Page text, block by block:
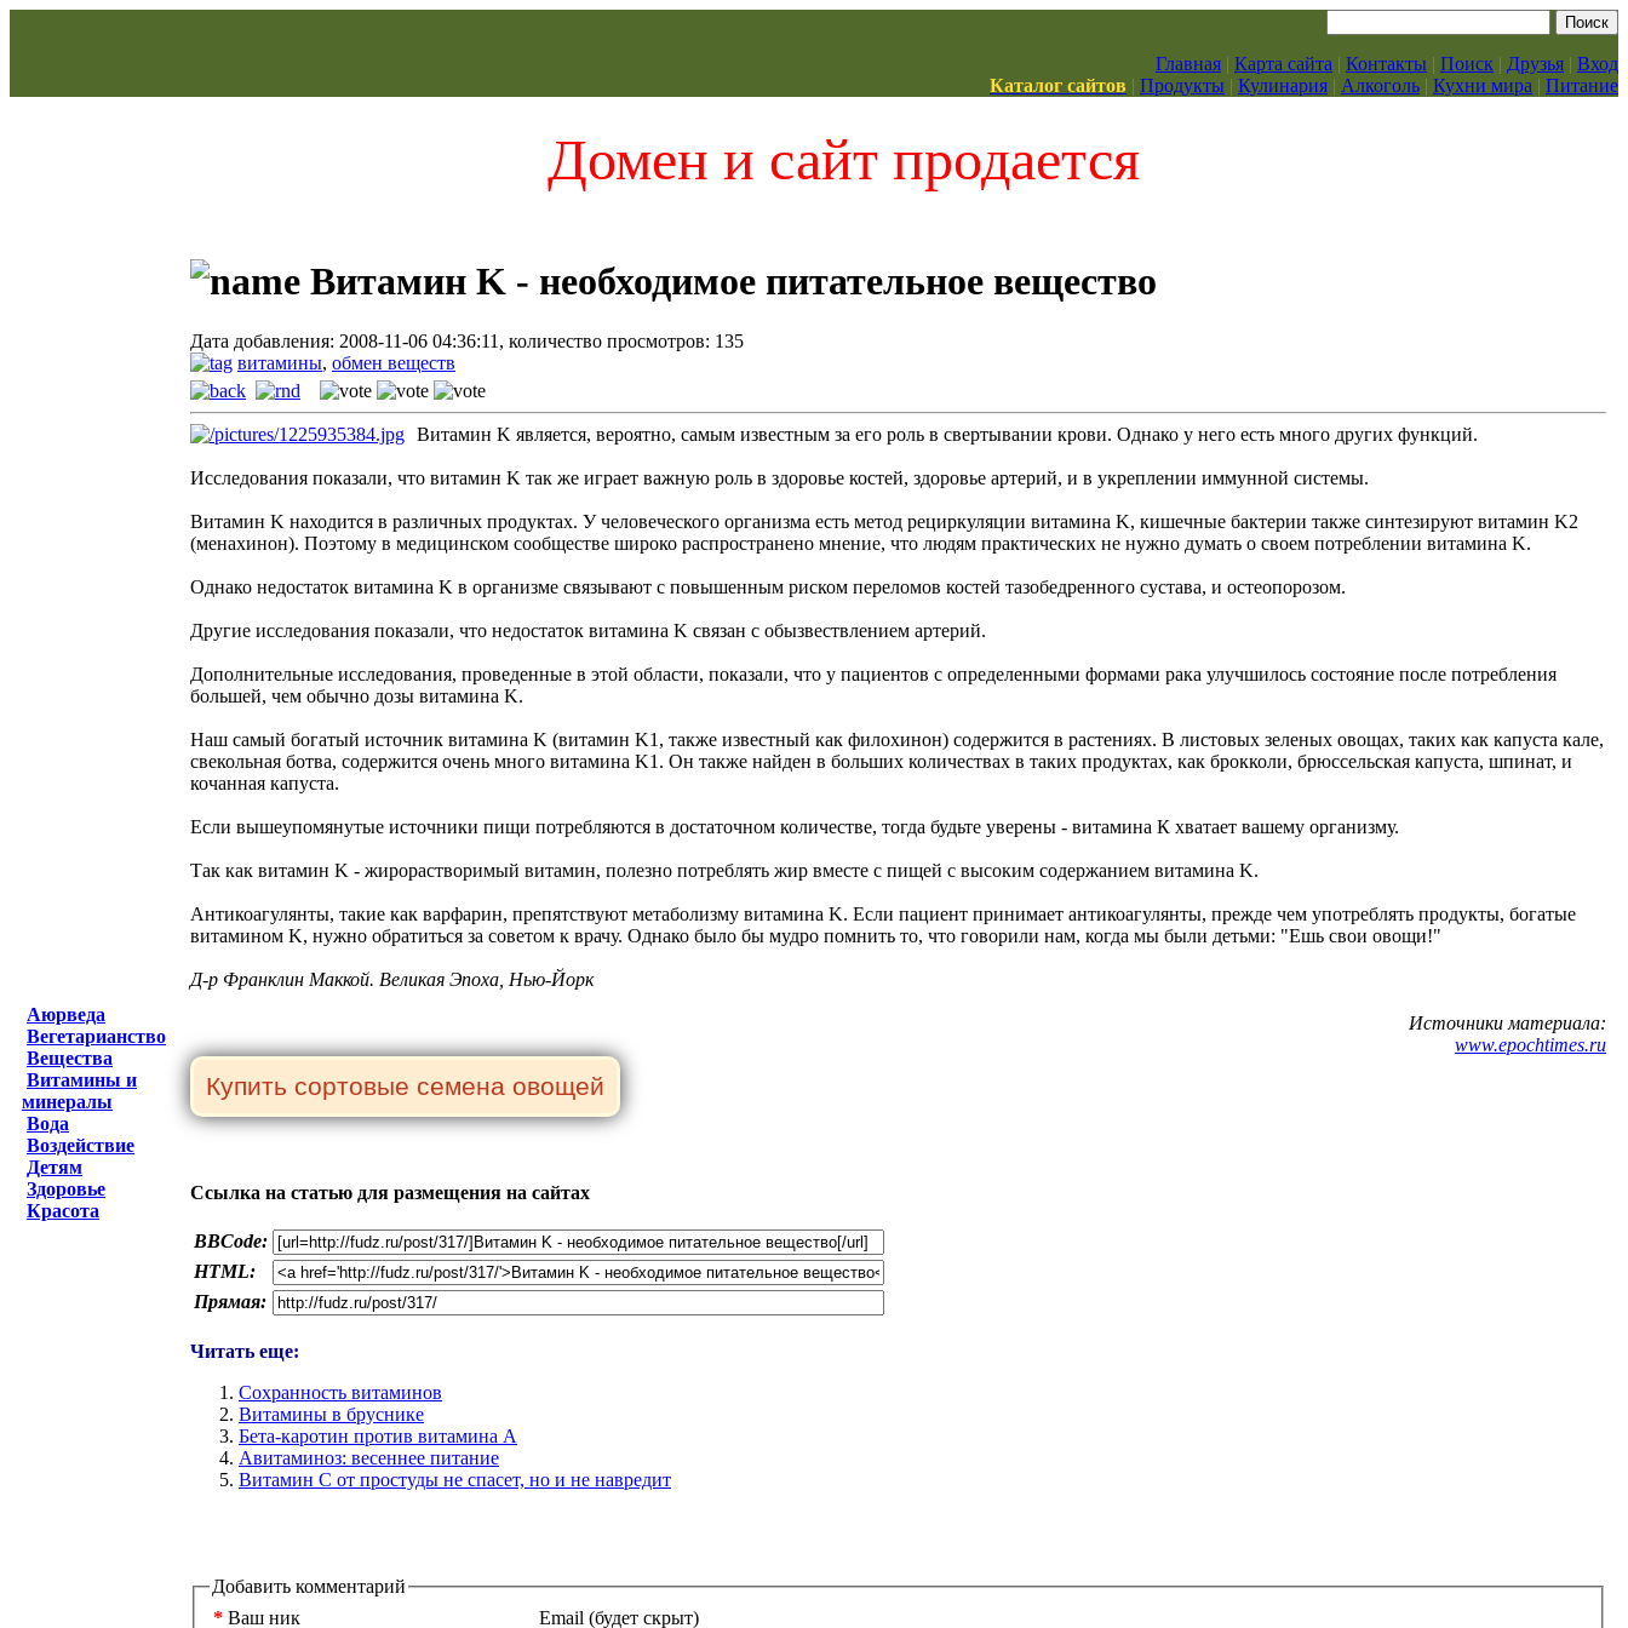
Главная | Карта сайта | Контакты | Поиск | Друзья | Вход
Каталог сайтов | Продукты | Кулинария | Алкоголь | Кухни мира | Питание
Домен и сайт продается
Аюрведа
Вегетарианство
Вещества
Витамины и
минералы
Вода
Воздействие
Детям
Здоровье
Красота
Витамин K - необходимое питательное вещество
Дата добавления: 2008-11-06 04:36:11, количество просмотров: 135
витамины, обмен веществ
Витамин K является, вероятно, самым известным за его роль в свертывании крови. Однако у него есть много других функций.
Исследования показали, что витамин K так же играет важную роль в здоровье костей, здоровье артерий, и в укреплении иммунной системы.
Витамин K находится в различных продуктах. У человеческого организма есть метод рециркуляции витамина K, кишечные бактерии также синтезируют витамин K2
(менахинон). Поэтому в медицинском сообществе широко распространено мнение, что людям практических не нужно думать о своем потреблении витамина K.
Однако недостаток витамина K в организме связывают с повышенным риском переломов костей тазобедренного сустава, и остеопорозом.
Другие исследования показали, что недостаток витамина K связан с обызвествлением артерий.
Дополнительные исследования, проведенные в этой области, показали, что у пациентов с определенными формами рака улучшилось состояние после потребления
большей, чем обычно дозы витамина K.
Наш самый богатый источник витамина K (витамин K1, также известный как филохинон) содержится в растениях. В листовых зеленых овощах, таких как капуста кале,
свекольная ботва, содержится очень много витамина K1. Он также найден в больших количествах в таких продуктах, как брокколи, брюссельская капуста, шпинат, и
кочанная капуста.
Если вышеупомянутые источники пищи потребляются в достаточном количестве, тогда будьте уверены - витамина К хватает вашему организму.
Так как витамин K - жирорастворимый витамин, полезно потреблять жир вместе с пищей с высоким содержанием витамина K.
Антикоагулянты, такие как варфарин, препятствуют метаболизму витамина K. Если пациент принимает антикоагулянты, прежде чем употреблять продукты, богатые
витамином K, нужно обратиться за советом к врачу. Однако было бы мудро помнить то, что говорили нам, когда мы были детьми: "Ешь свои овощи!"
Д-р Франклин Маккой. Великая Эпоха, Нью-Йорк
Источники материала:
www.epochtimes.ru
Ссылка на статью для размещения на сайтах
BBCode:
HTML:
Прямая:
Читать еще:
Сохранность витаминов
Витамины в бруснике
Бета-каротин против витамина А
Авитаминоз: весеннее питание
Витамин C от простуды не спасет, но и не навредит
Добавить комментарий
* Ваш ник Email (будет скрыт)